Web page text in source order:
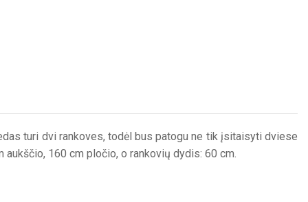
turi dvi rankoves, todėl bus patogu ne tik įsitaisyti dviese
160 cm pločio, o rankovių dydis: 60 cm.